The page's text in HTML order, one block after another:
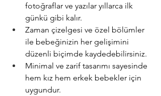
fotoğraflar ve yazılar yıllarca ilk
günkü gibi kalır.
Zaman çizelgesi ve özel bölümler
ile bebeğinizin her gelişimini
düzenli biçimde kaydedebilirsiniz.
Minimal ve zarif tasarımı sayesinde
hem kız hem erkek bebekler için
uygundur.